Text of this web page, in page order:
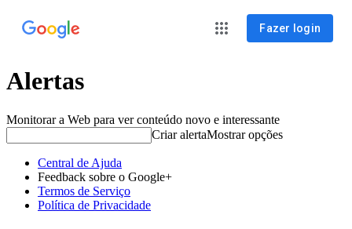
Fazer login
Alertas
Monitorar a Web para ver conteúdo novo e interessante
Criar alertaMostrar opções
Central de Ajuda
Feedback sobre o Google+
Termos de Serviço
Política de Privacidade